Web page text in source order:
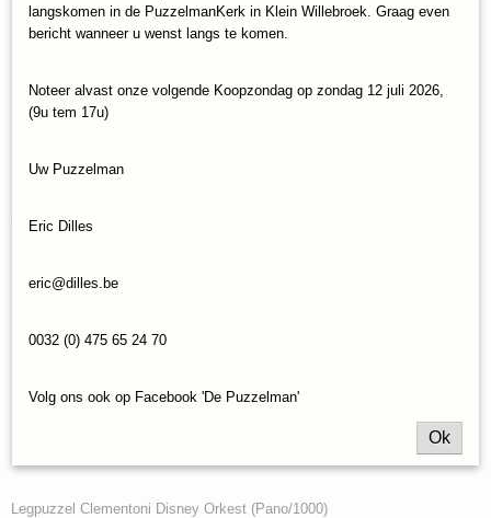
Specificaties
Clementoni-38006
EAN code
Reacties
Ook interessant
Legpuzzel Clementoni Disney Orkest (Pano/1000)
langskomen in de PuzzelmanKerk in Klein Willebroek. Graag even
bericht wanneer u wenst langs te komen.
Noteer alvast onze volgende Koopzondag op zondag 12 juli 2026,
(9u tem 17u)
Uw Puzzelman
Eric Dilles
eric@dilles.be
0032 (0) 475 65 24 70
Volg ons ook op Facebook 'De Puzzelman'
Ok